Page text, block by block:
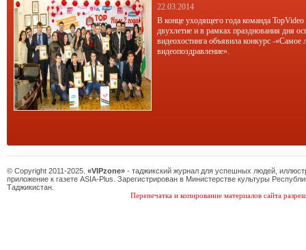
22.03.2014
В конце уходящего года команда TopVideo
двухлетие и в рамках празднования дня
видеохостинга объявила конкурс -«Самое
видеопоздравление».
© Copyright 2011-2025. «VIPzone» - таджикский журнал для успешных людей,
приложение к газете ASIA-Plus. Зарегистрирован в Министерстве культуры
Таджикистан.
Перепечатка и копирование материалов сайта